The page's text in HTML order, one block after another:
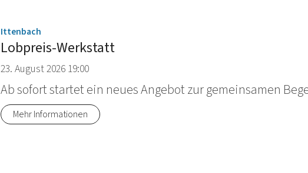
Ittenbach:
Lobpreis-Werkstatt
23. August 2026 19:00
Ab sofort startet ein neues Angebot zur gemeinsamen
Mehr Informationen